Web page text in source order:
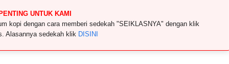
UNTUK KAMI
kopi dengan cara memberi sedekah "SEIKLASNYA" dengan klik
Alasannya sedekah klik DISINI